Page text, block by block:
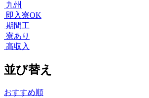
九州
即入寮OK
期間工
寮あり
高収入
並び替え
おすすめ順